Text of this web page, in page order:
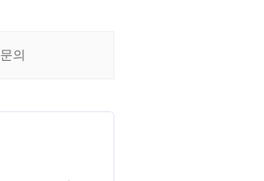
문의